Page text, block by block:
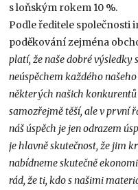
s loňským rokem 10 %.
Podle ředitele společnosti
poděkování zejména
platí, že naše dobré výsledky
neúspěchem každého
některých našich konkurentů
samozřejmě těší, ale v první
náš úspěch je jen odrazem
je hlavně skutečnost, že jim
nabídneme skutečně
rád, že ti, kdo s našimi